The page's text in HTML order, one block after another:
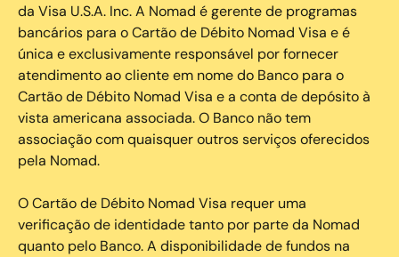
da Visa U.S.A. Inc. A Nomad é gerente de programas
bancários para o Cartão de Débito Nomad Visa e é
única e exclusivamente responsável por fornecer
atendimento ao cliente em nome do Banco para o
Cartão de Débito Nomad Visa e a conta de depósito à
vista americana associada. O Banco não tem
associação com quaisquer outros serviços oferecidos
pela Nomad.
O Cartão de Débito Nomad Visa requer uma
verificação de identidade tanto por parte da Nomad
quanto pelo Banco. A disponibilidade de fundos na